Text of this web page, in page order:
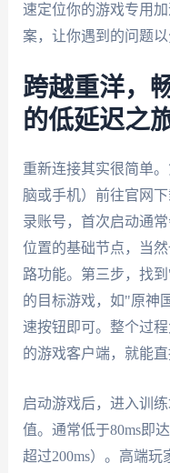
速定位你的游戏专用
案，让你遇到的问题以
跨越重洋，
的低延迟之
重新连接其实很简单
脑或手机）前往官网
录账号，首次启动通
位置的基础节点，当
路功能。第三步，找
的目标游戏，如"原神
速按钮即可。整个过
的游戏客户端，就能直
启动游戏后，进入训
值。通常低于80ms即
超过200ms）。高端